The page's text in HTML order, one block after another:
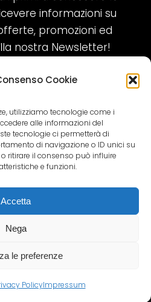
Cookie
utilizziamo tecnologie come i
alle informazioni del
tecnologie ci permetterà di
di navigazione o ID unici su
ritirare il consenso può influire
e funzioni.
Accetta
Nega
le preferenze
PolicyImpressum
informazioni su
promozioni ed
nostra Newsletter!
ORA!
NOSTRI SOCIAL
PALLENIUM TOURISM
SRL
OPERATOR – P.IVA: